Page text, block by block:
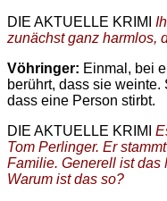
DIE AKTUELLE KRIMI
zunächst ganz harmlos,
Vöhringer: Einmal, bei
berührt, dass sie
dass eine Person stirbt.
DIE AKTUELLE KRIMI
Tom Perlinger. Er
Familie. Generell ist das
Warum ist das so?